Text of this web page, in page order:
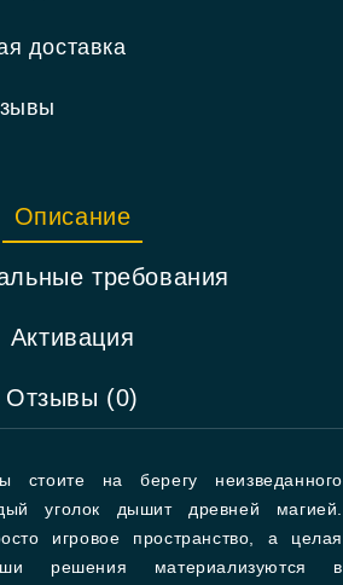
доставка
Описание
требования
Активация
Отзывы (0)
стоите на берегу неизведанного
уголок дышит древней магией.
игровое пространство, а целая
решения материализуются в